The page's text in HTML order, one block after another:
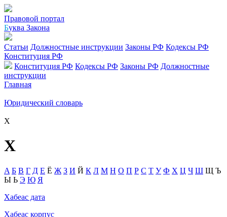
Правовой портал
Буква Закона
Статьи Должностные инструкции Законы РФ Кодексы РФ
Конституция РФ
Конституция РФ Кодексы РФ Законы РФ Должностные
инструкции
Главная
Юридический словарь
Х
Х
A Б В Г Д Е Ё Ж З И Й К Л М Н О П Р С Т У Ф Х Ц Ч Ш Щ Ъ
Ы Ь Э Ю Я
Хабеас дата
Хабеас корпус